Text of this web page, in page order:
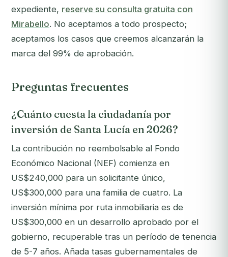
expediente, reserve su consulta gratuita con
Mirabello. No aceptamos a todo prospecto;
aceptamos los casos que creemos alcanzarán la
marca del 99% de aprobación.
Preguntas frecuentes
¿Cuánto cuesta la ciudadanía por
inversión de Santa Lucía en 2026?
La contribución no reembolsable al Fondo
Económico Nacional (NEF) comienza en
US$240,000 para un solicitante único,
US$300,000 para una familia de cuatro. La
inversión mínima por ruta inmobiliaria es de
US$300,000 en un desarrollo aprobado por el
gobierno, recuperable tras un período de tenencia
de 5-7 años. Añada tasas gubernamentales de